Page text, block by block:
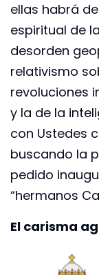
ellas habrá
espiritual de
desorden
relativismo
revoluciones
y la de la
con Ustedes
buscando la
pedido
“hermanos
El carisma